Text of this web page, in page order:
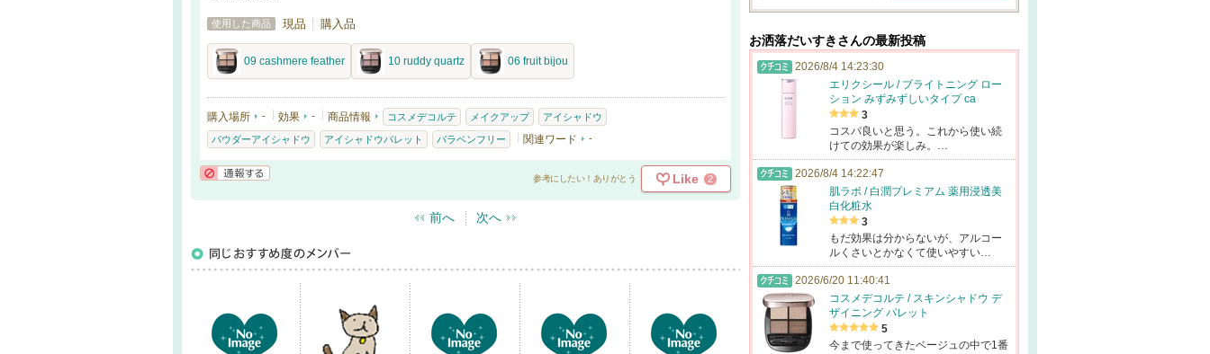
使用した商品 現品 購入品
09 cashmere feather 10 ruddy quartz 06 fruit bijou
購入場所 - 効果 - 商品情報 コスメデコルテ メイクアップ アイシャドウ
パウダーアイシャドウ アイシャドウパレット パラベンフリー 関連ワード -
参考にしたい！ありがとう Like 2
前へ 次へ
お洒落だいすきさんの最新投稿
2026/8/4 14:23:30
エリクシール / ブライトニング ロー
ション みずみずしいタイプ ca
3
コスパ良いと思う。これから使い続
けての効果が楽しみ。…
2026/8/4 14:22:47
肌ラボ / 白潤プレミアム 薬用浸透美
白化粧水
3
もだ効果は分からないが、アルコー
ルくさいとかなくて使いやすい…
2026/6/20 11:40:41
コスメデコルテ / スキンシャドウ デ
ザイニング パレット
5
今まで使ってきたベージュの中で1番